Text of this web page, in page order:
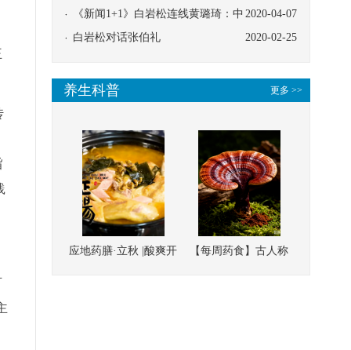
协同
2020-04-07
《新闻1+1》白岩松连线黄璐琦：中
医救治的临床效果
2020-02-25
白岩松对话张伯礼
更多 >>
养生科普
应地药膳·立秋 |酸爽开
【每周药食】古人称